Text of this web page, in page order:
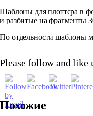
Шаблоны для плоттера в
и разбитые на фрагменты
По отдельности шаблоны
Please follow and like
Похожие